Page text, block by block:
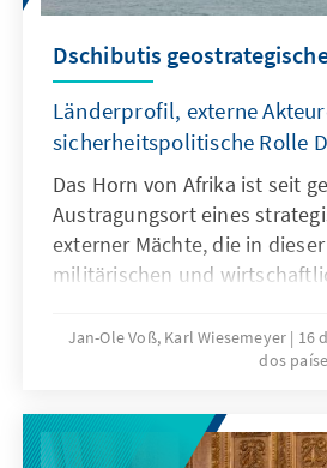
Dschibutis
Länderprofil, externe
sicherheitspolitische Rolle
Das Horn von Afrika ist seit
Austragungsort eines
externer Mächte, die in
militärischen und
kommt insbesondere dem
Dschibuti ein hoher
Mandab zwischen dem Roten
von Aden haben dort bereits
Jan-Ole Voß, Karl Wiesemeyer 16
dos